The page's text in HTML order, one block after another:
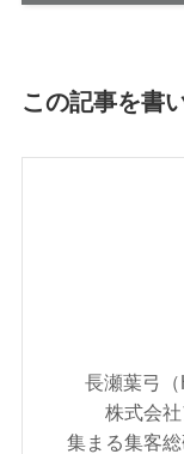
この記事を書
長瀬葉弓
株式会
集まる集客